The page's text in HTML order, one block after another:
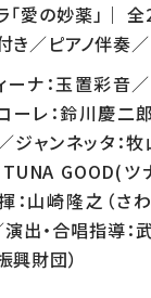
「愛の妙薬」｜
き／ピアノ伴奏／
ーナ：玉置彩音
ーレ：鈴川慶二
ジャンネッタ：
GOOD(ツ
：山崎隆之（さ
演出・合唱指導：
興財団）